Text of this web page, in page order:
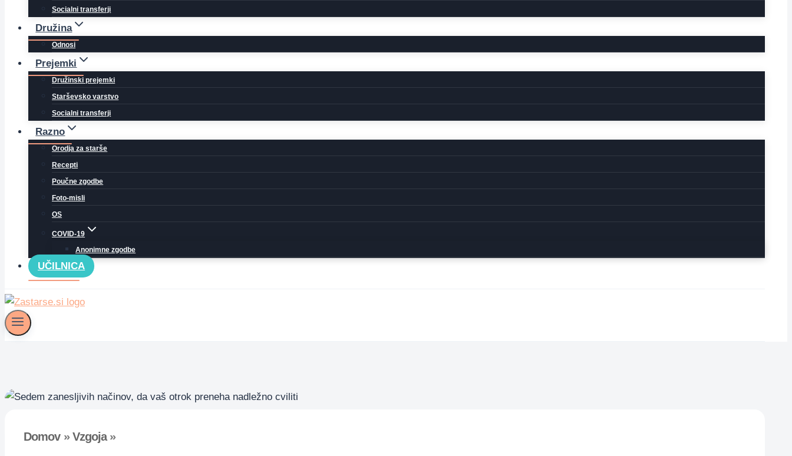
Socialni transferji
Družina
Odnosi
Prejemki
Družinski prejemki
Starševsko varstvo
Socialni transferji
Razno
Orodja za starše
Recepti
Poučne zgodbe
Foto-misli
OS
COVID-19
Anonimne zgodbe
UČILNICA
Domov»Vzgoja»